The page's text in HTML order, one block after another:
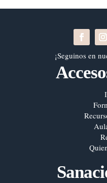
¡Seguinos en